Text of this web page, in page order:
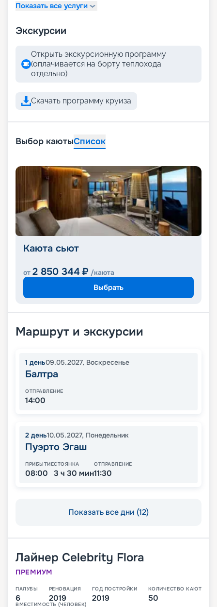
Показать все услуги
Экскурсии
Открыть экскурсионную программу
(оплачивается на борту теплохода
отдельно)
Скачать программу круиза
Выбор каютыСписок
Каюта сьют
от 2 850 344 ₽ /каюта
Выбрать
Маршрут и экскурсии
1 день09.05.2027, Воскресенье
Балтра
ОТПРАВЛЕНИЕ
14:00
2 день10.05.2027, Понедельник
Пуэрто Эгаш
ПРИБЫТИЕ
08:00
СТОЯНКА
3 ч 30 мин
ОТПРАВЛЕНИЕ
11:30
Показать все дни (12)
Лайнер Celebrity Flora
ПРЕМИУМ
ПАЛУБЫ
6
РЕНОВАЦИЯ
2019
ГОД ПОСТРОЙКИ
2019
КОЛИЧЕСТВО КАЮТ
50
ВМЕСТИМОСТЬ (ЧЕЛОВЕК)